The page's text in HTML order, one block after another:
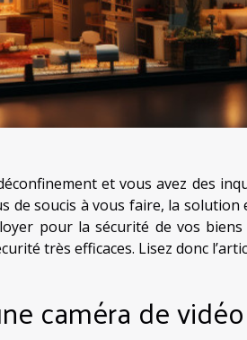
et vous avez des
de soucis à vous faire, la
pour la sécurité de vos
très efficaces. Lisez donc
caméra de